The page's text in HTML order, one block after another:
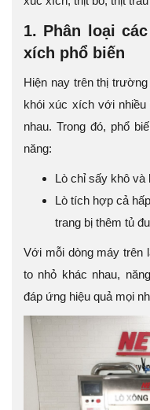
1. Phân loại
xích phổ biến
Hiện nay trên thị
khói xúc xích với
nhau. Trong đó, phổ
năng:
Lò chỉ sấy khô
Lò tích hợp cả
trang bị thêm tủ
Với mỗi dòng máy trên
to nhỏ khác nhau,
đáp ứng hiệu quả mọi